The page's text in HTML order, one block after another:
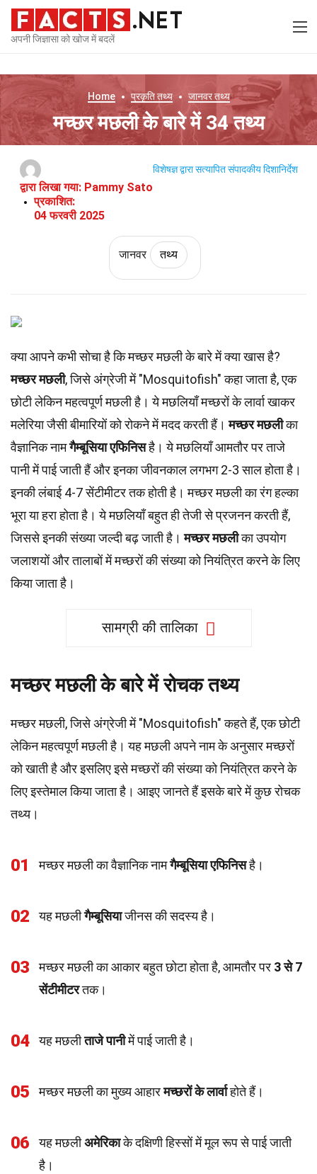
अपनी जिज्ञासा को खोज में बदलें
Home प्रकृतितथ्य जानवरतथ्य
मच्छर मछली के बारे में 34 तथ्य
द्वारा लिखा गया: Pammy Sato
प्रकाशित:
04 फरवरी 2025
विशेषज्ञ द्वारा सत्यापित संपादकीय दिशानिर्देश
जानवर तथ्य
क्या आपने कभी सोचा है कि मच्छर मछली के बारे में क्या खास है?
मच्छर मछली, जिसे अंग्रेजी में "Mosquitofish" कहा जाता है, एक
छोटी लेकिन महत्वपूर्ण मछली है। ये मछलियाँ मच्छरों के लार्वा खाकर
मलेरिया जैसी बीमारियों को रोकने में मदद करती हैं।मच्छर मछलीका
वैज्ञानिक नामगैम्बूसिया एफिनिसहै। ये मछलियाँ आमतौर पर ताजे
पानी में पाई जाती हैं और इनका जीवनकाल लगभग 2-3 साल होता है।
इनकी लंबाई 4-7 सेंटीमीटर तक होती है। मच्छर मछली का रंग हल्का
भूरा या हरा होता है। ये मछलियाँ बहुत ही तेजी से प्रजनन करती हैं,
जिससे इनकी संख्या जल्दी बढ़ जाती है।मच्छर मछलीका उपयोग
जलाशयों और तालाबों में मच्छरों की संख्या को नियंत्रित करने के लिए
किया जाता है।
सामग्री की तालिका
मच्छर मछली के बारे में रोचक तथ्य
मच्छर मछली, जिसे अंग्रेजी में "Mosquitofish" कहते हैं, एक छोटी
लेकिन महत्वपूर्ण मछली है। यह मछली अपने नाम के अनुसार मच्छरों
को खाती है और इसलिए इसे मच्छरों की संख्या को नियंत्रित करने के
लिए इस्तेमाल किया जाता है। आइए जानते हैं इसके बारे में कुछ रोचक
तथ्य।
01 मच्छर मछली का वैज्ञानिक नामगैम्बूसिया एफिनिसहै।
02 यह मछलीगैम्बूसियाजीनस की सदस्य है।
03 मच्छर मछली का आकार बहुत छोटा होता है, आमतौर पर 3 से 7
सेंटीमीटरतक।
04 यह मछलीताजे पानीमें पाई जाती है।
05 मच्छर मछली का मुख्य आहारमच्छरों के लार्वाहोते हैं।
06 यह मछलीअमेरिकाके दक्षिणी हिस्सों में मूल रूप से पाई जाती
है।